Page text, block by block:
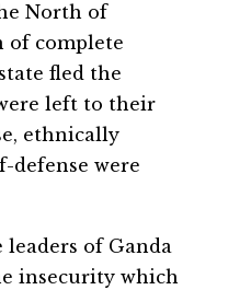
North of
of complete
fled the
left to their
ethnically
defense were
of Ganda
insecurity which